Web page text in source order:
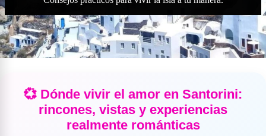
d
o
💞 Dónde vivir el amor en Santorini:
rincones, vistas y experiencias
realmente románticas